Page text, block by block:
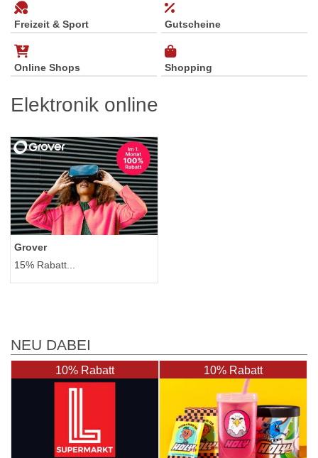
Freizeit & Sport Gutscheine
Online Shops Shopping
Elektronik online
Grover
15% Rabatt...
NEU DABEI
10% Rabatt 10% Rabatt